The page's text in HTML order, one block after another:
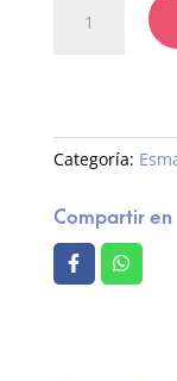
Esmalte
Categoría:
Compartir en